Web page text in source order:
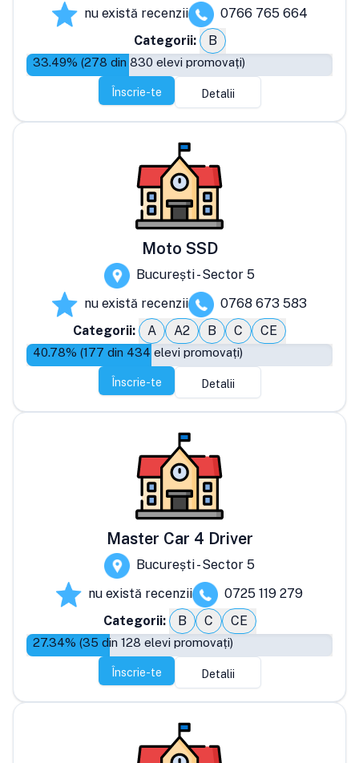
nu există recenzii
0766 765 664
Categorii:
B
33.49% (278 din 830 elevi promovați)
Înscrie-te Detalii
Moto SSD
București - Sector 5
nu există recenzii
0768 673 583
Categorii:
A A2 B C CE
40.78% (177 din 434 elevi promovați)
Înscrie-te Detalii
Master Car 4 Driver
București - Sector 5
nu există recenzii
0725 119 279
Categorii:
B C CE
27.34% (35 din 128 elevi promovați)
Înscrie-te Detalii